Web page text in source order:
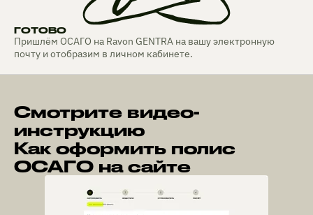
ГОТОВО
Пришлём ОСАГО на Ravon GENTRA на вашу электронную
почту и отобразим в личном кабинете.
Смотрите видео-
инструкцию
Как оформить полис
ОСАГО на сайте